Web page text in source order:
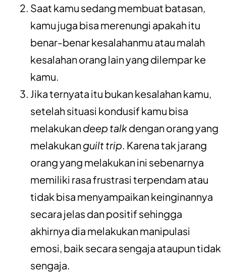
Saat kamu sedang membuat batasan,
kamu juga bisa merenungi apakah itu
benar-benar kesalahanmu atau malah
kesalahan orang lain yang dilemparke
kamu.
Jika ternyata itu bukan kesalahan kamu,
setelah situasi kondusif kamu bisa
melakukandeep talkdengan orang yang
melakukanguilt trip. Karena tak jarang
orang yang melakukanini sebenarnya
memiliki rasa frustrasi terpendam atau
tidak bisa menyampaikan keinginannya
secara jelas dan positif sehingga
akhirnya dia melakukan manipulasi
emosi, baik secara sengaja ataupun tidak
sengaja.